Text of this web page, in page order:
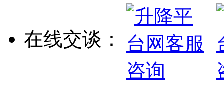
在线交谈：